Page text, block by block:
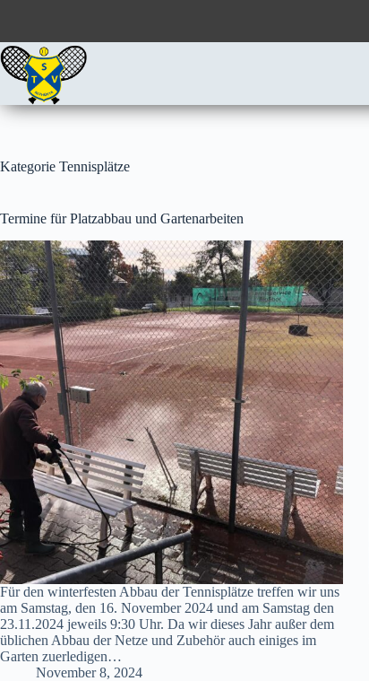
springen
Kategorie Tennisplätze
Termine für Platzabbau und Gartenarbeiten
Für den winterfesten Abbau der Tennisplätze treffen wir uns
am Samstag, den 16. November 2024 und am Samstag den
23.11.2024 jeweils 9:30 Uhr. Da wir dieses Jahr außer dem
üblichen Abbau der Netze und Zubehör auch einiges im
Garten zuerledigen…
November 8, 2024